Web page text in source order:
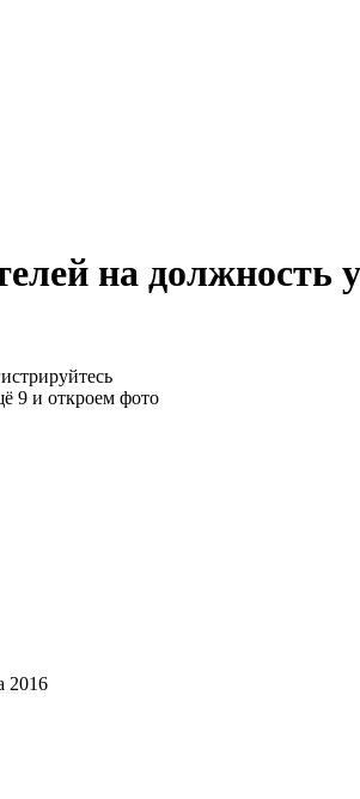
на
9 и откроем фото
2016